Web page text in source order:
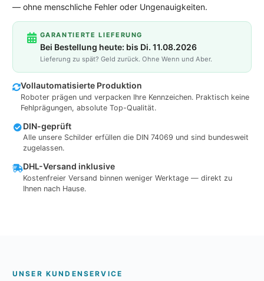
— ohne menschliche Fehler oder Ungenauigkeiten.
GARANTIERTE LIEFERUNG
Bei Bestellung heute: bis Di. 11.08.2026
Lieferung zu spät? Geld zurück. Ohne Wenn und Aber.
Vollautomatisierte Produktion
Roboter prägen und verpacken Ihre Kennzeichen. Praktisch keine
Fehlprägungen, absolute Top-Qualität.
DIN-geprüft
Alle unsere Schilder erfüllen die DIN 74069 und sind bundesweit
zugelassen.
DHL-Versand inklusive
Kostenfreier Versand binnen weniger Werktage — direkt zu
Ihnen nach Hause.
UNSER KUNDENSERVICE